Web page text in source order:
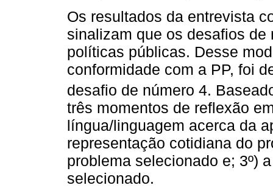
Os resultados da entrevista
sinalizam que os desafios
políticas públicas. Desse
conformidade com a PP, foi
desafio de número 4.
três momentos de reflexão
língua/linguagem acerca da
representação cotidiana do
problema selecionado e; 3º)
selecionado.